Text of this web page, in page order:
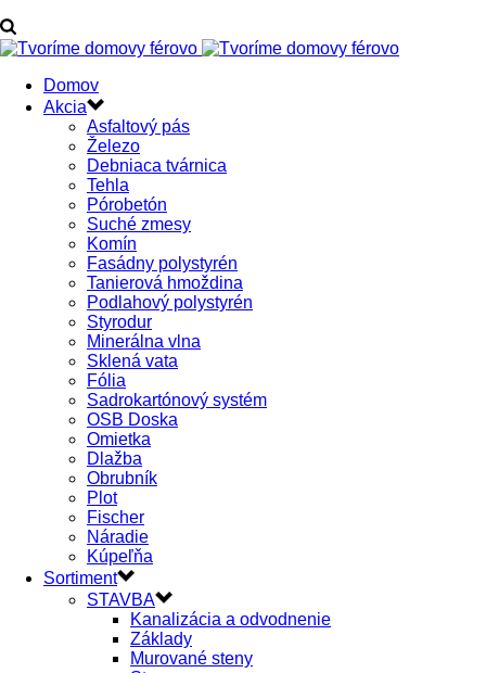
Domov
Akcia
Asfaltový pás
Železo
Debniaca tvárnica
Tehla
Pórobetón
Suché zmesy
Komín
Fasádny polystyrén
Tanierová hmoždina
Podlahový polystyrén
Styrodur
Minerálna vlna
Sklená vata
Fólia
Sadrokartónový systém
OSB Doska
Omietka
Dlažba
Obrubník
Plot
Fischer
Náradie
Kúpeľňa
Sortiment
STAVBA
Kanalizácia a odvodnenie
Základy
Murované steny